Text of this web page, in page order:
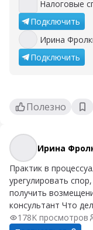
Налоговые
Налоговые
Подключить
Ирина
Ирина
Подключить
Полезно
Ирина Фролкина
Ирина
Практик в
урегулировать
получить
консультант Что
178K просмотров